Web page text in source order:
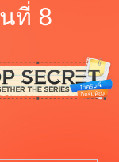
ที่ 8